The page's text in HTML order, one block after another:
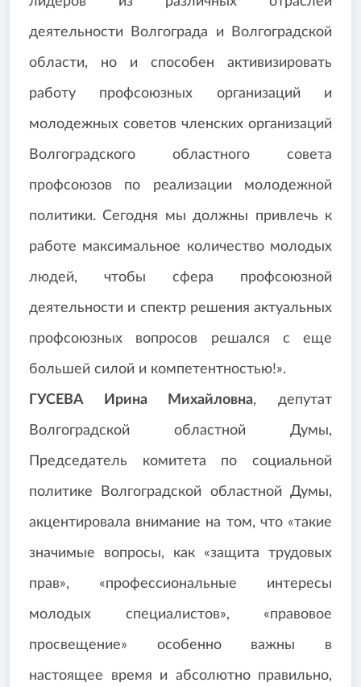
деятельности Волгограда и Волгоградской
области, но и способен активизировать
работу профсоюзных организаций и
молодежных советов членских организаций
Волгоградского областного совета
профсоюзов по реализации молодежной
политики. Сегодня мы должны привлечь к
работе максимальное количество молодых
людей, чтобы сфера профсоюзной
деятельности и спектр решения актуальных
профсоюзных вопросов решался с еще
большей силой и компетентностью!».
ГУСЕВА Ирина Михайловна, депутат
Волгоградской областной Думы,
Председатель комитета по социальной
политике Волгоградской областной Думы,
акцентировала внимание на том, что «такие
значимые вопросы, как «защита трудовых
прав», «профессиональные интересы
молодых специалистов», «правовое
просвещение» особенно важны в
настоящее время и абсолютно правильно,